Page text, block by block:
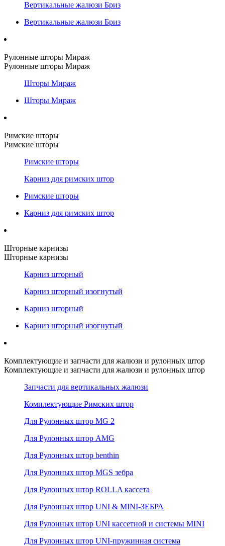
Вертикальные жалюзи Бриз
Вертикальные жалюзи Бриз
Рулонные шторы Мираж
Рулонные шторы Мираж
Шторы Мираж
Шторы Мираж
Римские шторы
Римские шторы
Римские шторы
Карниз для римских штор
Римские шторы
Карниз для римских штор
Шторные карнизы
Шторные карнизы
Карниз шторный
Карниз шторный изогнутый
Карниз шторный
Карниз шторный изогнутый
Комплектующие и запчасти для жалюзи и рулонных штор
Комплектующие и запчасти для жалюзи и рулонных штор
Запчасти для вертикальных жалюзи
Комплектующие Римских штор
Для Рулонных штор MG 2
Для Рулонных штор AMG
Для Рулонных штор benthin
Для Рулонных штор MGS зебра
Для Рулонных штор ROLLA кассета
Для Рулонных штор UNI & MINI-ЗЕБРА
Для Рулонных штор UNI кассетной и системы MINI
Для Рулонных штор UNI-пружинная система